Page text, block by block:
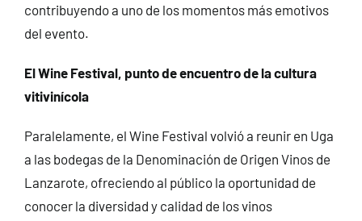
contribuyendo a uno de los momentos más emotivos
del evento.
El Wine Festival, punto de encuentro de la cultura
vitivinícola
Paralelamente, el Wine Festival volvió a reunir en Uga
a las bodegas de la Denominación de Origen Vinos de
Lanzarote, ofreciendo al público la oportunidad de
conocer la diversidad y calidad de los vinos